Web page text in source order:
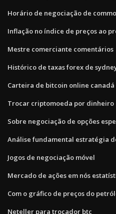
Horário de negociação de
Inflação no índice de preços ao
Mestre comerciante comentários
Histórico de taxas forex de
Carteira de bitcoin online canadá
Trocar criptomoeda por dinheiro
Sobre negociação de opções
Análise fundamental estratégia
Jogos de negociação móvel
Mercado de ações em nós
Com o gráfico de preços do
Neteller para trocador btc